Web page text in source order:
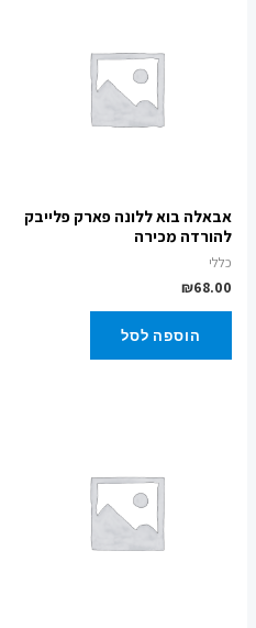
אבאלה בוא ללונה פארק פלייבק
להורדה מכירה
כללי
₪68.00
הוספה לסל